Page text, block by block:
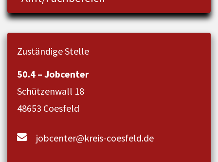
Zuständige Stelle
50.4 – Jobcenter
Schützenwall 18
48653 Coesfeld
jobcenter@kreis-coesfeld.de